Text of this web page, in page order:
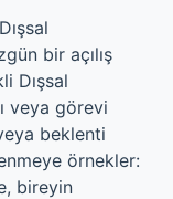
bir açılış
Dışsal
veya görevi
beklenti
örnekler:
bireyin